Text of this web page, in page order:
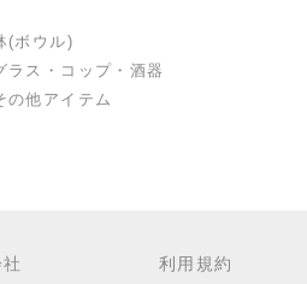
(ボウル)
ラス・コップ・酒器
の他アイテム
利用規約